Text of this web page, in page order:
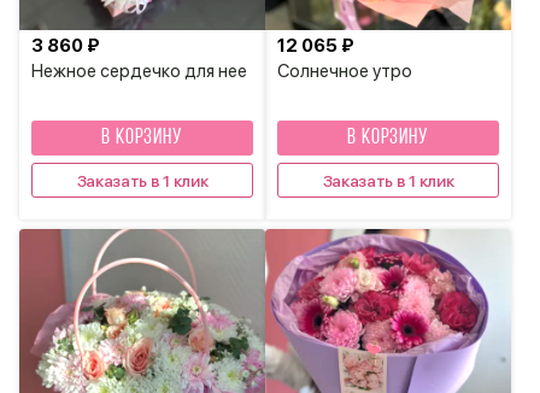
Нежное сердечко для нее
3 860 ₽
В КОРЗИНУ
Заказать в 1 клик
Солнечное утро
12 065 ₽
В КОРЗИНУ
Заказать в 1 клик